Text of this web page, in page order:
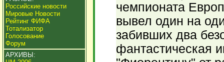
Российские новости
Мировые Новости
Рейтинг ФИФА
Тотализатор
Голосование
Форум
АРХИВЫ:
чемпионата
вывел один на
забивших два
фантастическая